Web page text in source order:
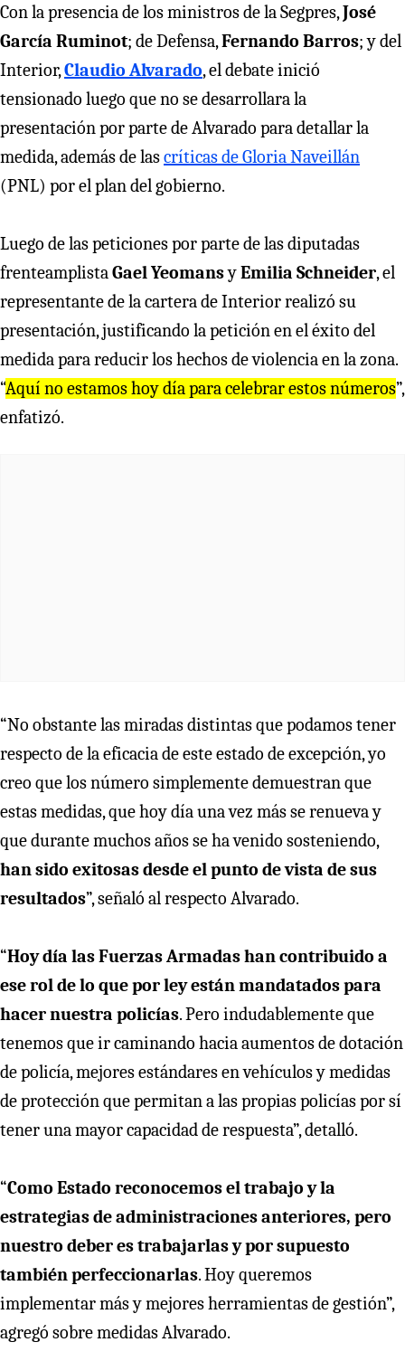
Con la presencia de los ministros de la Segpres,José
García Ruminot; de Defensa,Fernando Barros; y del
Interior,Claudio Alvarado, el debate inició
tensionado luego que no se desarrollara la
presentación por parte de Alvarado para detallar la
medida, además de lascríticas de Gloria Naveillán
(PNL) por el plan del gobierno.
Luego de las peticiones por parte de las diputadas
frenteamplistaGael YeomansyEmilia Schneider, el
representante de la cartera de Interior realizó su
presentación, justificando la petición en el éxito del
medida para reducir los hechos de violencia en la zona.
“Aquí no estamos hoy día para celebrar estos números”,
enfatizó.
“No obstante las miradas distintas que podamos tener
respecto de la eficacia de este estado de excepción, yo
creo que los número simplemente demuestran que
estas medidas, que hoy día una vez más se renueva y
que durante muchos años se ha venido sosteniendo,
han sido exitosas desde el punto de vista de sus
resultados”, señaló al respecto Alvarado.
“Hoy día las Fuerzas Armadas han contribuido a
ese rol de lo que por ley están mandatados para
hacer nuestra policías. Pero indudablemente que
tenemos que ir caminando hacia aumentos de dotación
de policía, mejores estándares en vehículos y medidas
de protección que permitan a las propias policías por sí
tener una mayor capacidad de respuesta”, detalló.
“Como Estado reconocemos el trabajo y la
estrategias de administraciones anteriores, pero
nuestro deber es trabajarlas y por supuesto
también perfeccionarlas. Hoy queremos
implementar más y mejores herramientas de gestión”,
agregó sobre medidas Alvarado.